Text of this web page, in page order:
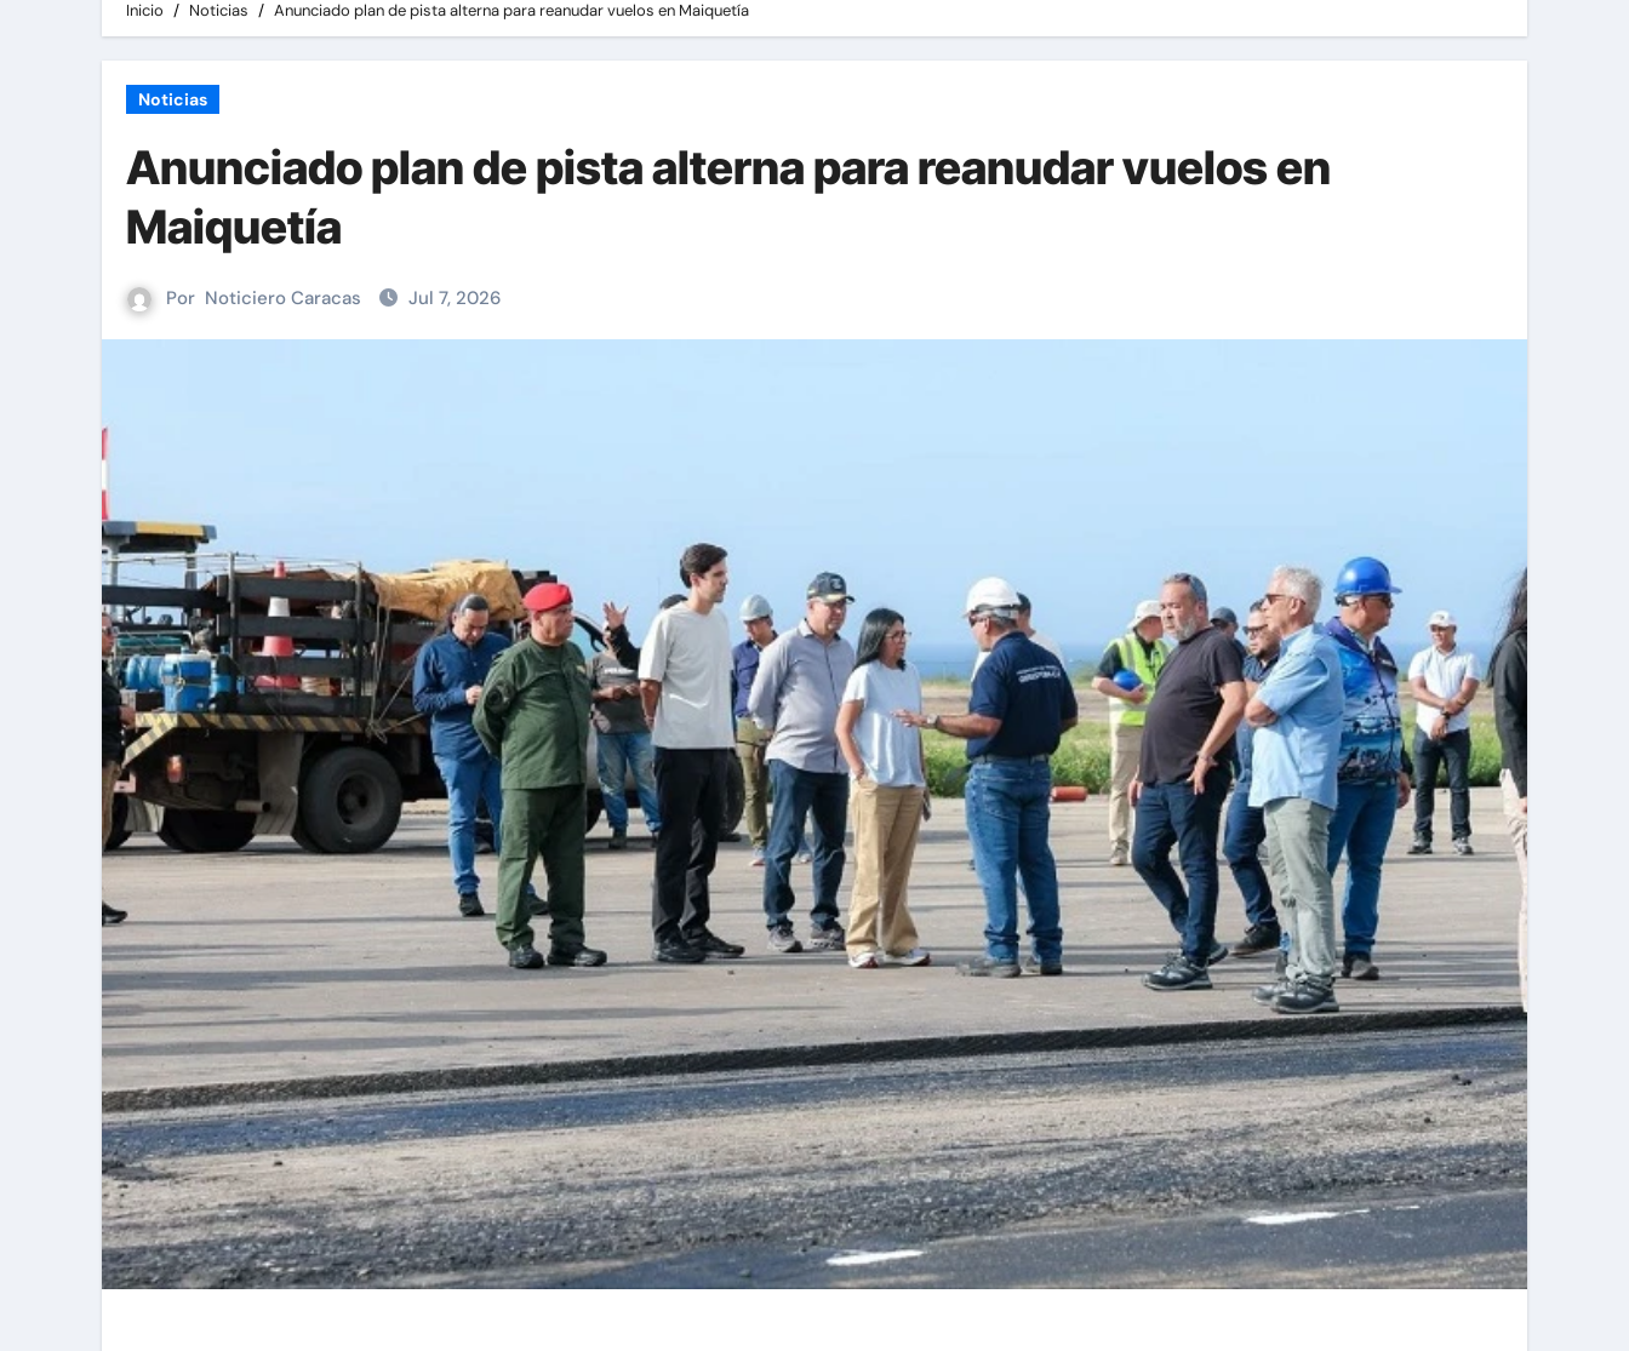
Inicio Noticias Anunciado plan de pista alterna para reanudar vuelos en Maiquetía
Noticias
Anunciado plan de pista alterna para reanudar vuelos en
Maiquetía
Por Noticiero Caracas Jul 7, 2026